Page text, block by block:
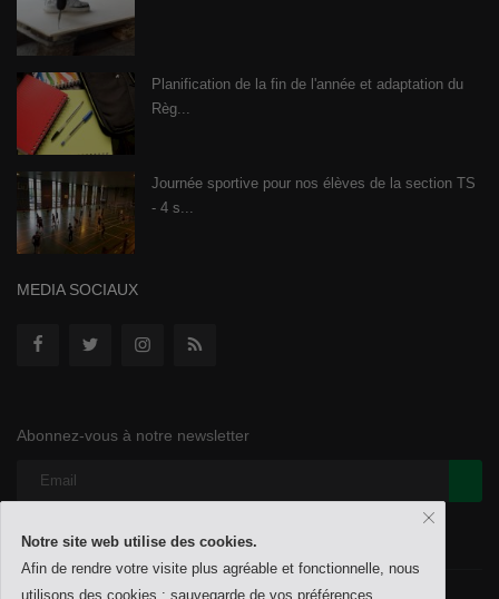
Planification de la fin de l'année et adaptation du
Règ...
Journée sportive pour nos élèves de la section TS
- 4 s...
MEDIA SOCIAUX
Abonnez-vous à notre newsletter
Notre site web utilise des cookies.
Afin de rendre votre visite plus agréable et fonctionnelle, nous
utilisons des cookies : sauvegarde de vos préférences,